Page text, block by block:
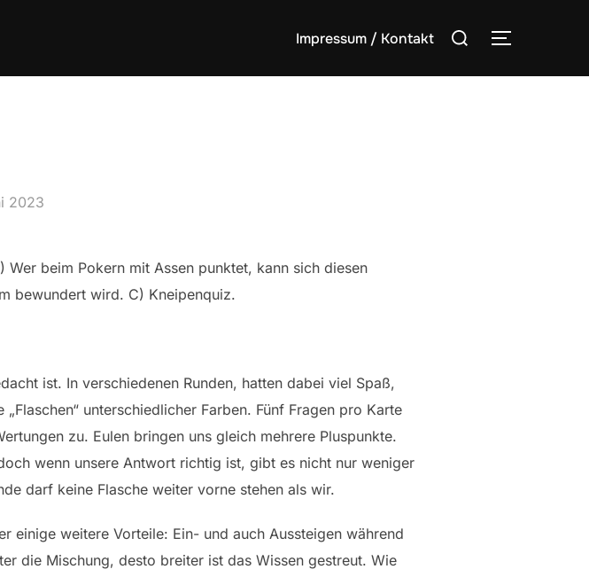
Impressum / Kontakt
Suchen
2023
Wer beim Pokern mit Assen punktet, kann sich diesen
bewundert wird. C) Kneipenquiz.
ist. In verschiedenen Runden, hatten dabei viel Spaß,
unterschiedlicher Farben. Fünf Fragen pro Karte
zu. Eulen bringen uns gleich mehrere Pluspunkte.
wenn unsere Antwort richtig ist, gibt es nicht nur weniger
darf keine Flasche weiter vorne stehen als wir.
weitere Vorteile: Ein- und auch Aussteigen während
die Mischung, desto breiter ist das Wissen gestreut. Wie